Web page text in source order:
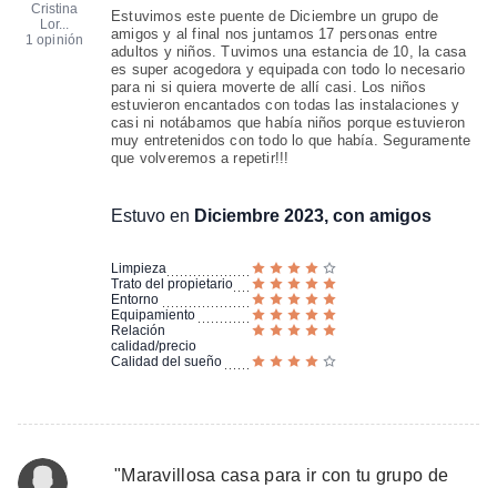
Cristina
Lor...
1 opinión
Estuvimos este puente de Diciembre un grupo de
amigos y al final nos juntamos 17 personas entre
adultos y niños. Tuvimos una estancia de 10, la casa
es super acogedora y equipada con todo lo necesario
para ni si quiera moverte de allí casi. Los niños
estuvieron encantados con todas las instalaciones y
casi ni notábamos que había niños porque estuvieron
muy entretenidos con todo lo que había. Seguramente
que volveremos a repetir!!!
Estuvo en Diciembre 2023, con amigos
Limpieza
Trato del propietario
Entorno
Equipamiento
Relación
calidad/precio
Calidad del sueño
"Maravillosa casa para ir con tu grupo de